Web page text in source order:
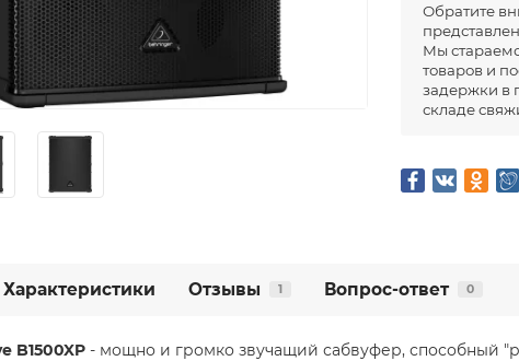
Обратите
Мы
товаров и
задержки в
складе
Характеристики Отзывы 1 Вопрос-ответ 0
B1500XP - мощно и громко звучащий сабвуфер, способный